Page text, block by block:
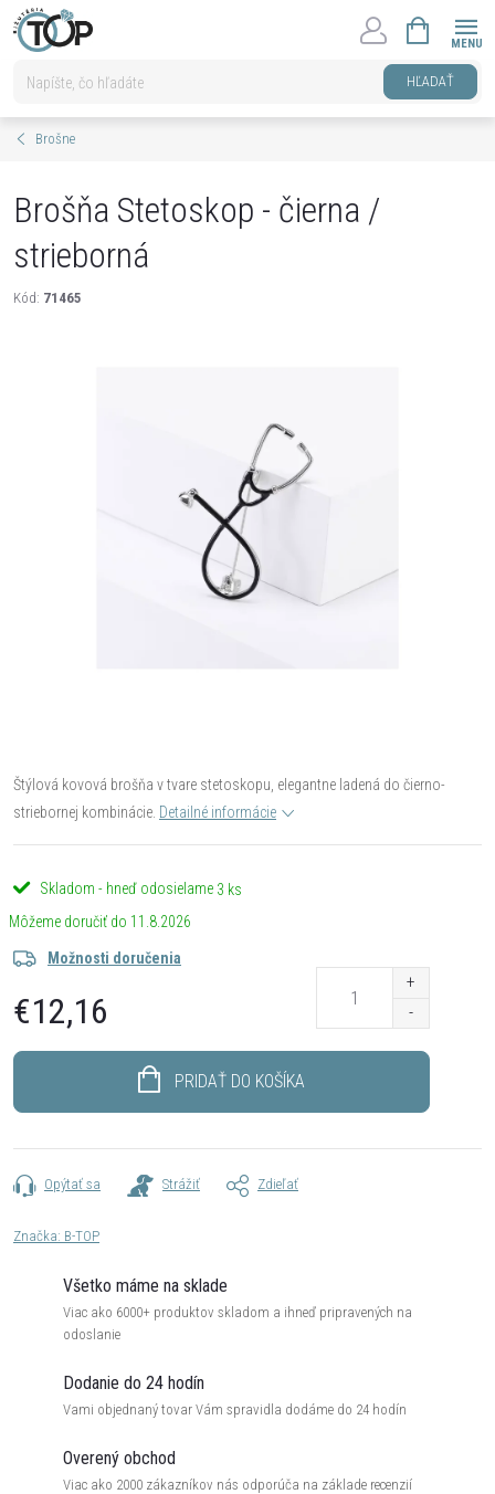
Prejsť
na
HĽADAŤ
KOŠÍK
Brošne
Brošňa Stetoskop - čierna /
strieborná
Kód: 71465
Štýlová kovová brošňa v tvare stetoskopu, elegantne ladená do čierno-
striebornej kombinácie. Detailné informácie
Skladom - hneď odosielame 3 ks
11.8.2026
Možnosti doručenia
€12,16
PRIDAŤ DO KOŠÍKA
Opýtať sa Strážiť Zdieľať
Značka: B-TOP
Všetko máme na sklade
Viac ako 6000+ produktov skladom a ihneď pripravených na
odoslanie
Dodanie do 24 hodín
Vami objednaný tovar Vám spravidla dodáme do 24 hodín
Overený obchod
Viac ako 2000 zákazníkov nás odporúča na základe recenzií